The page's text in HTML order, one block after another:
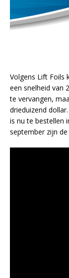
Volgens Lift Foils
een snelheid van
te vervangen,
drieduizend
is nu te bestellen
september zijn